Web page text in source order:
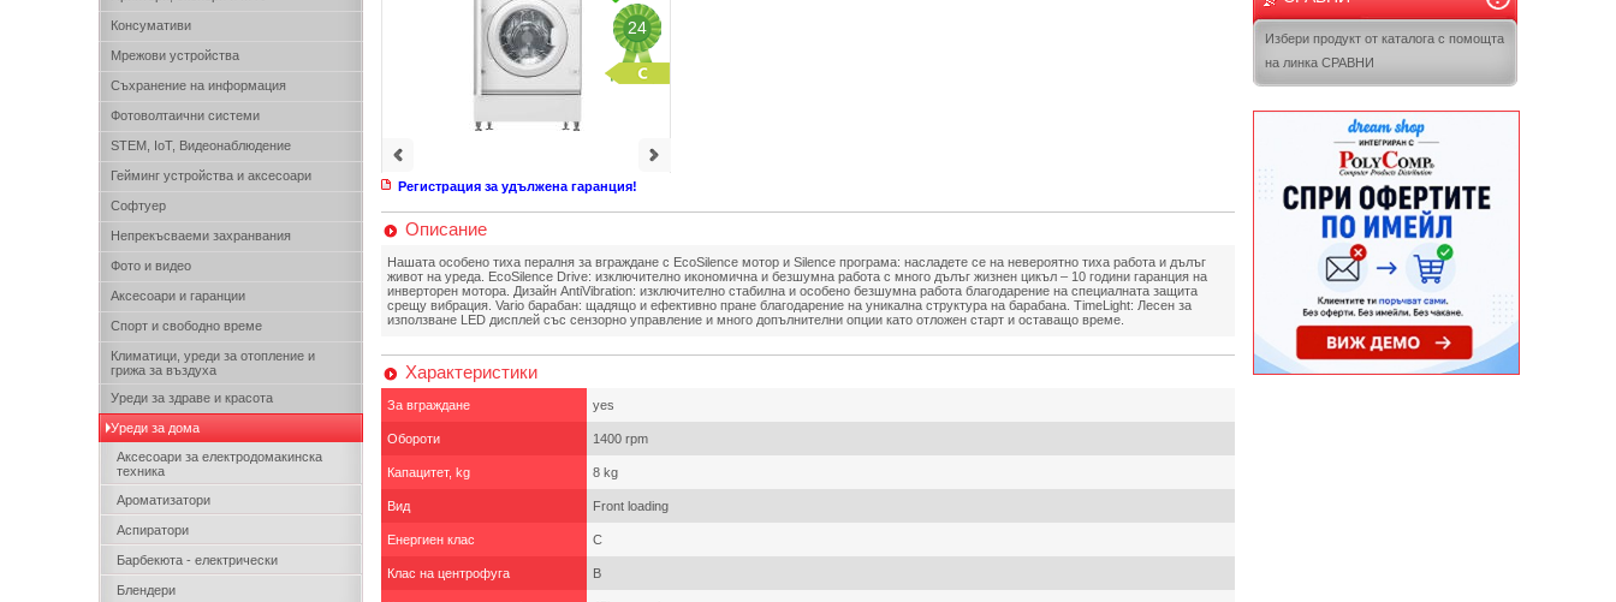
Консумативи
Мрежови устройства
Съхранение на информация
Фотоволтаични системи
STEM, IoT, Видеонаблюдение
Гейминг устройства и аксесоари
Софтуер
Непрекъсваеми захранвания
Фото и видео
Аксесоари и гаранции
Спорт и свободно време
Климатици, уреди за отопление и
грижа за въздуха
Уреди за здраве и красота
Уреди за дома
Аксесоари за електродомакинска
техника
Ароматизатори
Аспиратори
Барбекюта - електрически
Блендери
24
Регистрация за удължена гаранция!
Описание
Нашата особено тиха пералня за вграждане с EcoSilence мотор и Silence програма: насладете се на невероятно тиха работа и дълъг
живот на уреда. EcoSilence Drive: изключително икономична и безшумна работа с много дълъг жизнен цикъл – 10 години гаранция на
инверторен мотора. Дизайн AntiVibration: изключително стабилна и особено безшумна работа благодарение на специалната защита
срещу вибрация. Vario барабан: щадящо и ефективно пране благодарение на уникална структура на барабана. TimeLight: Лесен за
използване LED дисплей със сензорно управление и много допълнителни опции като отложен старт и оставащо време.
Характеристики
За вграждане yes
Обороти 1400 rpm
Капацитет, kg 8 kg
Вид Front loading
Енергиен клас C
Клас на центрофуга B
Избери продукт от каталога с помощта
на линка СРАВНИ